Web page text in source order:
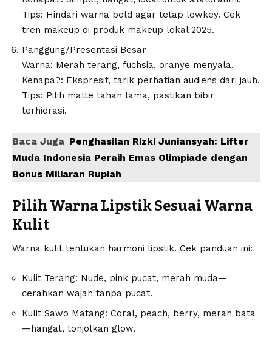
Tips: Hindari warna bold agar tetap lowkey. Cek
tren makeup di produk makeup lokal 2025.
Panggung/Presentasi Besar
Warna: Merah terang, fuchsia, oranye menyala.
Kenapa?: Ekspresif, tarik perhatian audiens dari jauh.
Tips: Pilih matte tahan lama, pastikan bibir
terhidrasi.
Baca Juga Penghasilan Rizki Juniansyah: Lifter
Muda Indonesia Peraih Emas Olimpiade dengan
Bonus Miliaran Rupiah
Pilih Warna Lipstik Sesuai Warna
Kulit
Warna kulit tentukan harmoni lipstik. Cek panduan ini:
Kulit Terang: Nude, pink pucat, merah muda—
cerahkan wajah tanpa pucat.
Kulit Sawo Matang: Coral, peach, berry, merah bata
—hangat, tonjolkan glow.